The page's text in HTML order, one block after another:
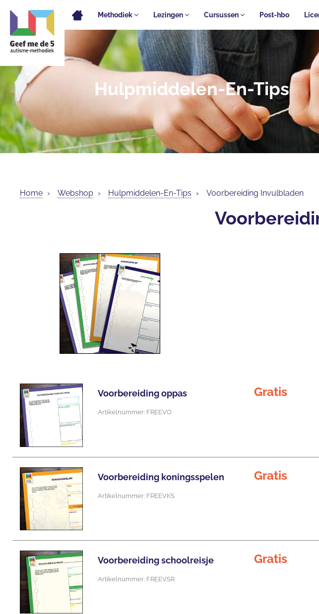
Methodiek Lezingen Cursussen Post-hbo
Hulpmiddelen-En-Tips
Home › Webshop › Hulpmiddelen-En-Tips › Voorbereiding Invulbladen
Voorbereiding oppas
Artikelnummer: FREEVO
Gratis
Voorbereiding koningsspelen
Artikelnummer: FREEVKS
Gratis
Voorbereiding schoolreisje
Artikelnummer: FREEVSR
Gratis